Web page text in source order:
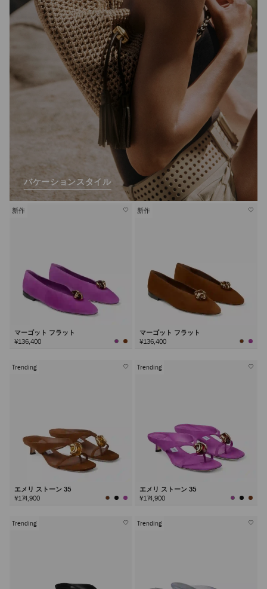
バケーションスタイル
新作
マーゴット フラット
¥136,400
新作
マーゴット フラット
¥136,400
Trending
エメリ ストーン 35
¥174,900
Trending
エメリ ストーン 35
¥174,900
Trending Trending